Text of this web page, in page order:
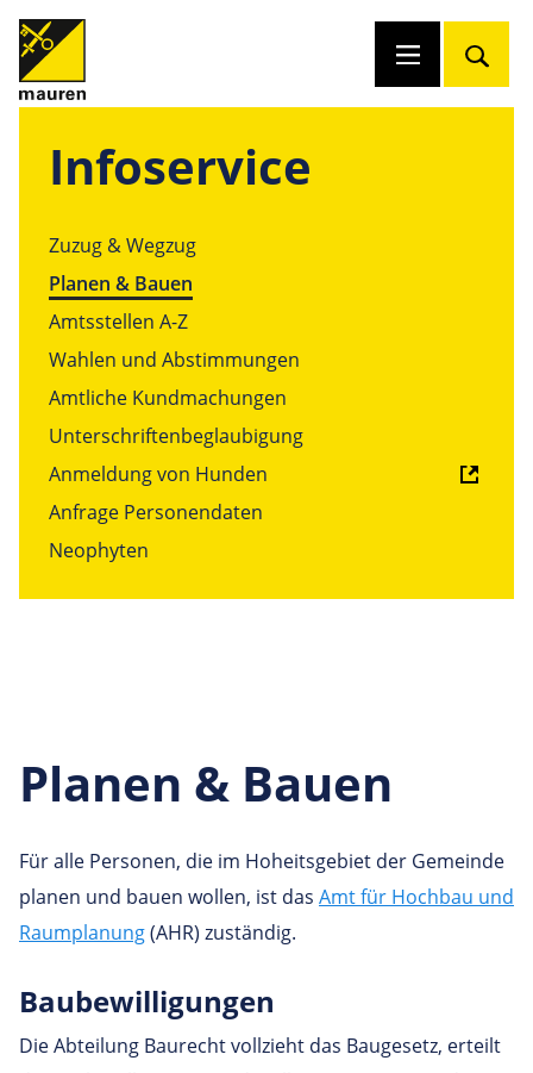
Infoservice
Zuzug & Wegzug
Planen & Bauen
Amtsstellen A-Z
Wahlen und Abstimmungen
Amtliche Kundmachungen
Unterschriftenbeglaubigung
Anmeldung von Hunden
Anfrage Personendaten
Neophyten
Planen & Bauen
Für alle Personen, die im Hoheitsgebiet der Gemeinde
planen und bauen wollen, ist das Amt für Hochbau und
Raumplanung(AHR) zuständig.
Bau­be­wil­li­gungen
Die Abteilung Baurecht vollzieht das Baugesetz, erteilt